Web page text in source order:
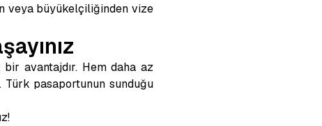
veya büyükelçiliğinden vize
avantajdır. Hem daha az
Türk pasaportunun sunduğu